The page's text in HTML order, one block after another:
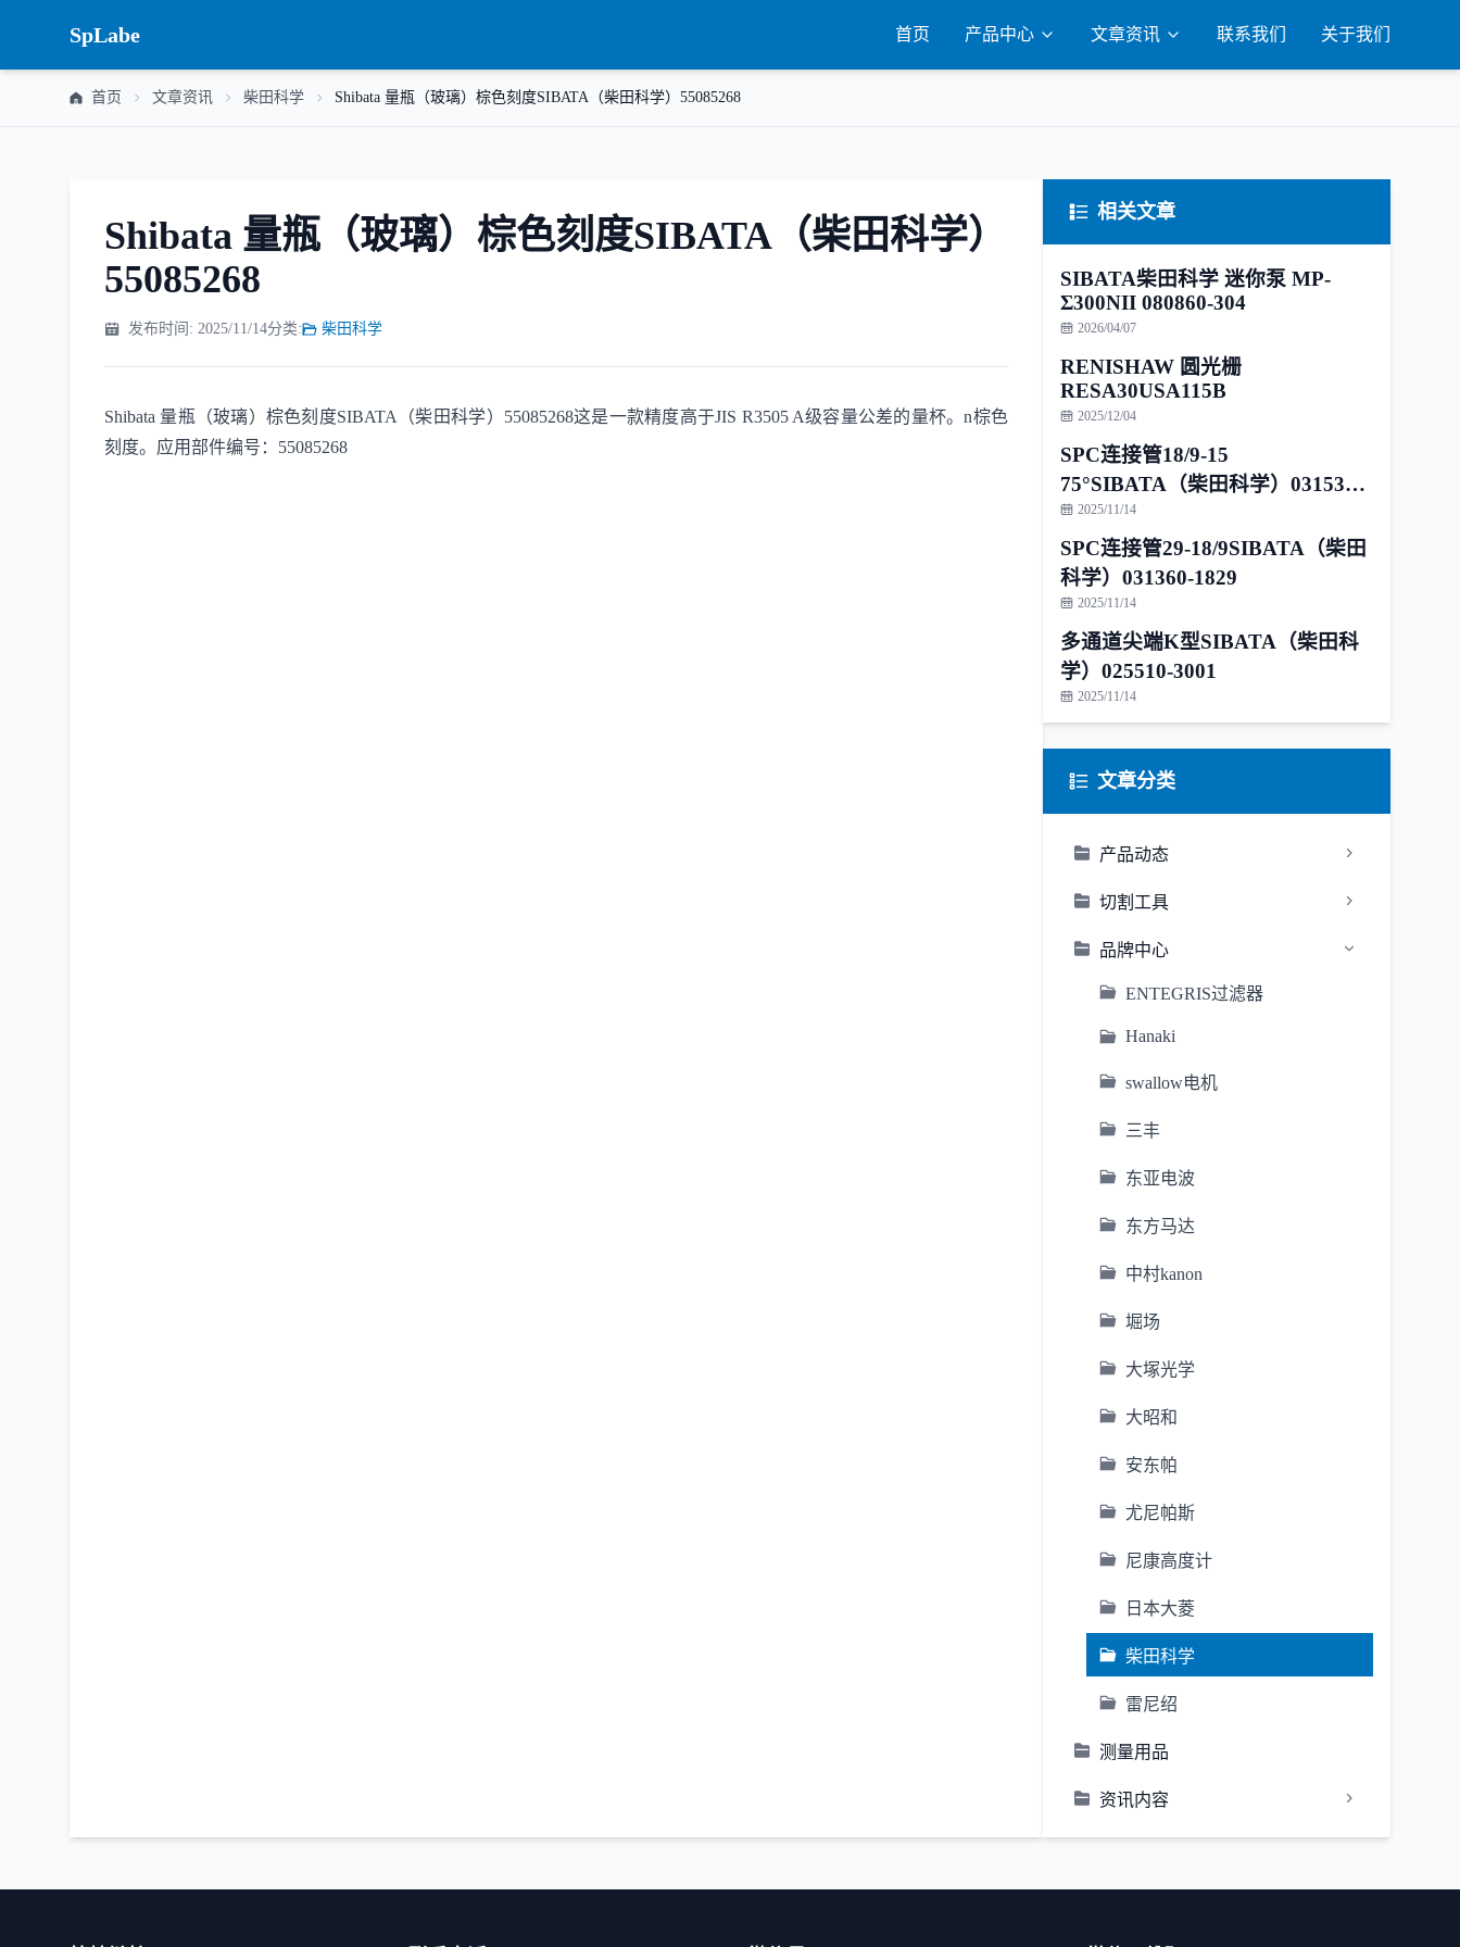
SpLabe 首页 产品中心 文章资讯 联系我们 关于我们
首页 文章资讯 柴田科学 Shibata 量瓶（玻璃）棕色刻度SIBATA（柴田科学）55085268
Shibata 量瓶（玻璃）棕色刻度SIBATA（柴田科学）
55085268
发布时间: 2025/11/14分类: 柴田科学
Shibata 量瓶（玻璃）棕色刻度SIBATA（柴田科学）55085268这是一款精度高于JIS R3505 A级容量公差的量杯。n棕色
刻度。应用部件编号：55085268
相关文章
SIBATA柴田科学 迷你泵 MP-
Σ300NII 080860-304
2026/04/07
RENISHAW 圆光栅
RESA30USA115B
2025/12/04
SPC连接管18/9-15
75°SIBATA（柴田科学）031530-
1815
2025/11/14
SPC连接管29-18/9SIBATA（柴田
科学）031360-1829
2025/11/14
多通道尖端K型SIBATA（柴田科
学）025510-3001
2025/11/14
文章分类
产品动态
切割工具
品牌中心
ENTEGRIS过滤器
Hanaki
swallow电机
三丰
东亚电波
东方马达
中村kanon
堀场
大塚光学
大昭和
安东帕
尤尼帕斯
尼康高度计
日本大菱
柴田科学
雷尼绍
测量用品
资讯内容